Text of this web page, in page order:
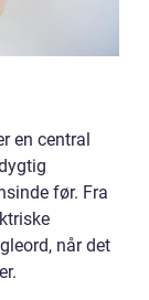
en central
før. Fra
når det